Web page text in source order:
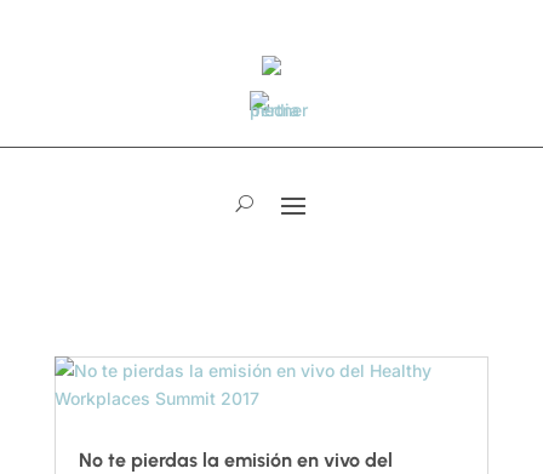
No te pierdas la emisión en vivo del